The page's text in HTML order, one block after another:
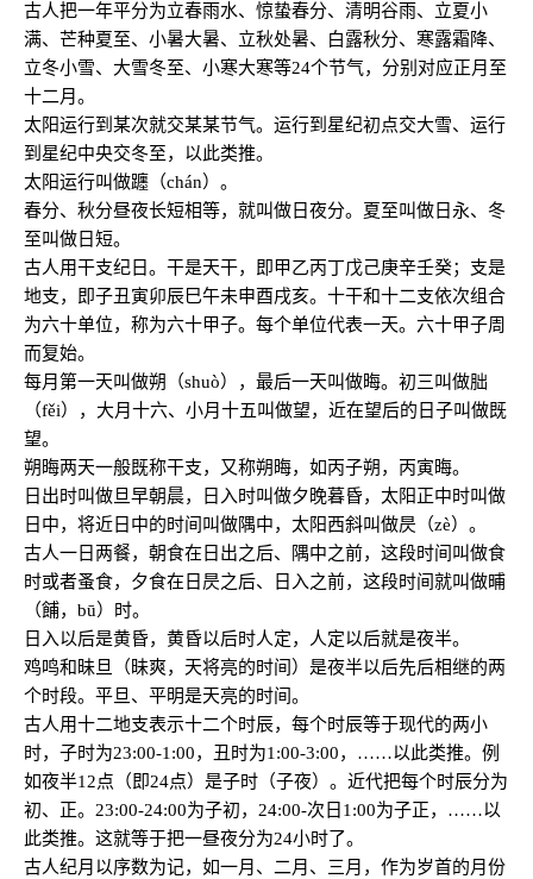
古人把一年平分为立春雨水、惊蛰春分、清明谷雨、立夏小
满、芒种夏至、小暑大暑、立秋处暑、白露秋分、寒露霜降、
立冬小雪、大雪冬至、小寒大寒等24个节气，分别对应正月至
十二月。
太阳运行到某次就交某某节气。运行到星纪初点交大雪、运行
到星纪中央交冬至，以此类推。
太阳运行叫做躔（chán）。
春分、秋分昼夜长短相等，就叫做日夜分。夏至叫做日永、冬
至叫做日短。
古人用干支纪日。干是天干，即甲乙丙丁戊己庚辛壬癸；支是
地支，即子丑寅卯辰巳午未申酉戌亥。十干和十二支依次组合
为六十单位，称为六十甲子。每个单位代表一天。六十甲子周
而复始。
每月第一天叫做朔（shuò），最后一天叫做晦。初三叫做朏
（fěi），大月十六、小月十五叫做望，近在望后的日子叫做既
望。
朔晦两天一般既称干支，又称朔晦，如丙子朔，丙寅晦。
日出时叫做旦早朝晨，日入时叫做夕晚暮昏，太阳正中时叫做
日中，将近日中的时间叫做隅中，太阳西斜叫做昃（zè）。
古人一日两餐，朝食在日出之后、隅中之前，这段时间叫做食
时或者蚤食，夕食在日昃之后、日入之前，这段时间就叫做晡
（餔，bū）时。
日入以后是黄昏，黄昏以后时人定，人定以后就是夜半。
鸡鸣和昧旦（昧爽，天将亮的时间）是夜半以后先后相继的两
个时段。平旦、平明是天亮的时间。
古人用十二地支表示十二个时辰，每个时辰等于现代的两小
时，子时为23:00-1:00，丑时为1:00-3:00，……以此类推。例
如夜半12点（即24点）是子时（子夜）。近代把每个时辰分为
初、正。23:00-24:00为子初，24:00-次日1:00为子正，……以
此类推。这就等于把一昼夜分为24小时了。
古人纪月以序数为记，如一月、二月、三月，作为岁首的月份